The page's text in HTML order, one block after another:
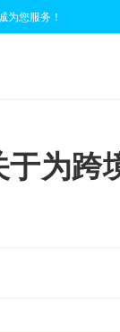
为您服务！
为跨